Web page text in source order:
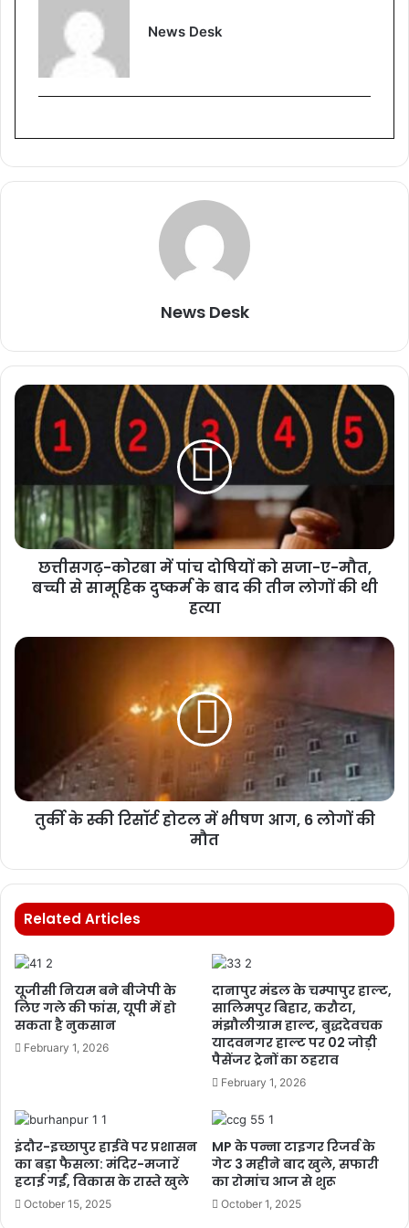
News Desk
News Desk
छत्तीसगढ़-कोरबा में पांच दोषियों को सजा-ए-मौत,
बच्ची से सामूहिक दुष्कर्म के बाद की तीन लोगों की थी
हत्या
तुर्की के स्की रिसॉर्ट होटल में भीषण आग, 6 लोगों की
मौत
Related Articles
यूजीसी नियम बने बीजेपी के
लिए गले की फांस, यूपी में हो
सकता है नुकसान
February 1, 2026
दानापुर मंडल के चम्पापुर हाल्ट,
सालिमपुर बिहार, करौटा,
मंझौलीग्राम हाल्ट, बुद्धदेवचक
यादवनगर हाल्ट पर 02 जोड़ी
पैसेंजर ट्रेनों का ठहराव
February 1, 2026
इंदौर-इच्छापुर हाईवे पर प्रशासन
का बड़ा फैसला: मंदिर-मजारें
हटाई गईं, विकास के रास्ते खुले
October 15, 2025
MP के पन्ना टाइगर रिजर्व के
गेट 3 महीने बाद खुले, सफारी
का रोमांच आज से शुरू
October 1, 2025